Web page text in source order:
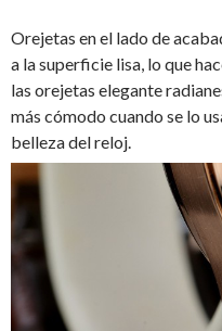
Orejetas en el lado de
a la superficie lisa, lo que
las orejetas elegante
más cómodo cuando se lo
belleza del reloj.